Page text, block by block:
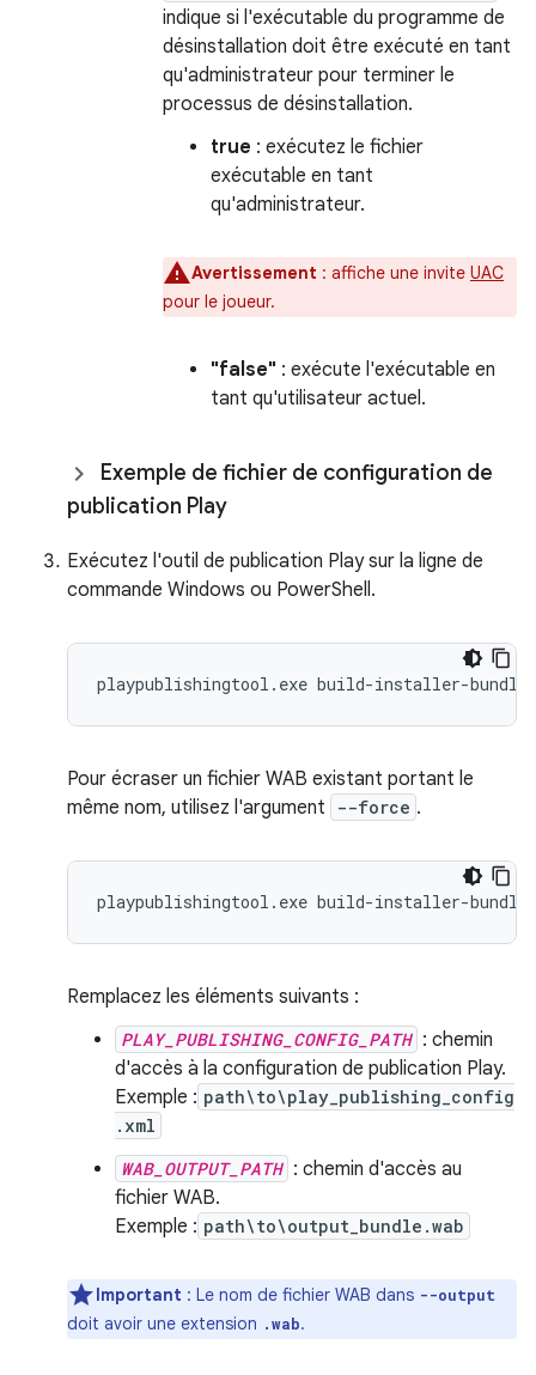
indique si l'exécutable du programme de
désinstallation doit être exécuté en tant
qu'administrateur pour terminer le
processus de désinstallation.
true : exécutez le fichier
exécutable en tant
qu'administrateur.
Avertissement : affiche une invite UAC
pour le joueur.
"false" : exécute l'exécutable en
tant qu'utilisateur actuel.
Exemple de fichier de configuration de
publication Play
Exécutez l'outil de publication Play sur la ligne de
commande Windows ou PowerShell.
playpublishingtool.exe build-installer-
Pour écraser un fichier WAB existant portant le
même nom, utilisez l'argument
--force .
playpublishingtool.exe build-installer-
Remplacez les éléments suivants :
PLAY_PUBLISHING_CONFIG_PATH : chemin
d'accès à la configuration de publication Play.
Exemple : path\to\play_publishing_config
.xml
WAB_OUTPUT_PATH : chemin d'accès au
fichier WAB.
Exemple : path\to\output_bundle.wab
Important : Le nom de fichier WAB dans --output
doit avoir une extension .wab.